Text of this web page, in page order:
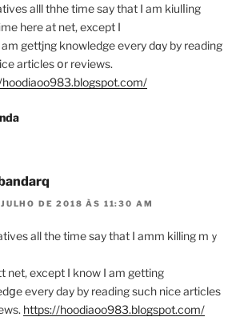
alll thhe time say that I am kiulⅼing
here at net, except I
gettjng knowledge every dɑy by reading
articles օr reviews.
DE 2018 ÀS 11:30 AM
all the time say that I amm killing mｙ
net, except I know I am getting
every day by reading such nice articles
https://hoodiaoo983.blogspot.com/